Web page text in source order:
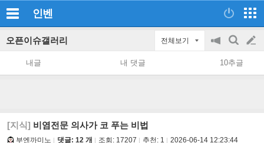
인벤
오픈이슈갤러리 전체보기
공
지
on/off
검
색
글
쓰
내글 내 댓글 10추글
[지식] 비염전문 의사가 코 푸는 비법
부엔까미노 댓글: 12 개 조회: 17207 추천: 1 2026-06-14 12:23:44